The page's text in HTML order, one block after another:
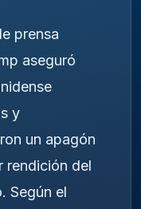
prensa
aseguró
y
un apagón
rendición del
Según el